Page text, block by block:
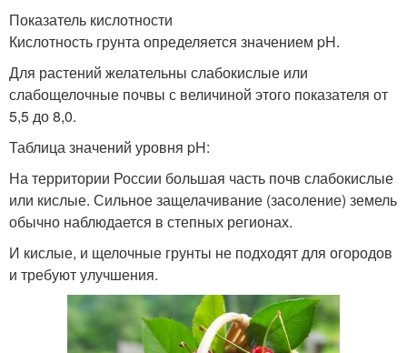
Показатель кислотности
Кислотность грунта определяется значением pH.
Для растений желательны слабокислые или
слабощелочные почвы с величиной этого показателя от
5,5 до 8,0.
Таблица значений уровня pH:
На территории России большая часть почв слабокислые
или кислые. Сильное защелачивание (засоление) земель
обычно наблюдается в степных регионах.
И кислые, и щелочные грунты не подходят для огородов
и требуют улучшения.